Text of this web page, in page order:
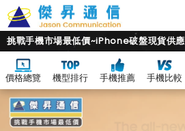
挑戰手機市場最低價~iPhone破盤現貨供應
價格總覽 機型排行 手機推薦 手機比較